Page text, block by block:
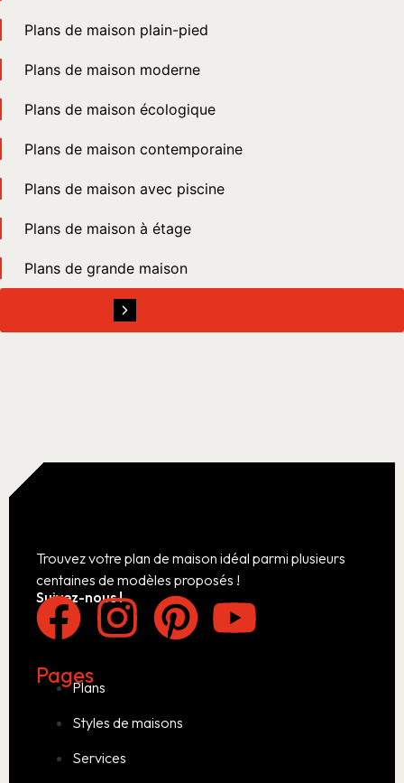
Plans de maison plain-pied
Plans de maison moderne
Plans de maison écologique
Plans de maison contemporaine
Plans de maison avec piscine
Plans de maison à étage
Plans de grande maison
Trouvez votre plan de maison idéal parmi plusieurs
centaines de modèles proposés !
Suivez-nous !
Pages
Plans
Styles de maisons
Services